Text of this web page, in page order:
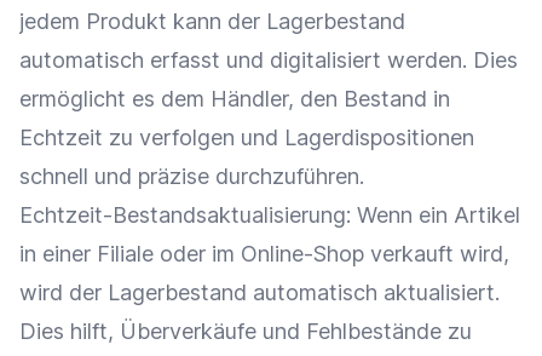
jedem Produkt kann der Lagerbestand
automatisch erfasst und digitalisiert werden. Dies
ermöglicht es dem Händler, den Bestand in
Echtzeit zu verfolgen und Lagerdispositionen
schnell und präzise durchzuführen.
Echtzeit-Bestandsaktualisierung: Wenn ein Artikel
in einer Filiale oder im Online-Shop verkauft wird,
wird der Lagerbestand automatisch aktualisiert.
Dies hilft, Überverkäufe und Fehlbestände zu